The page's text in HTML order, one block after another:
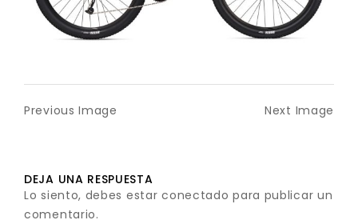
Previous Image Next Image
DEJA UNA RESPUESTA
Lo siento, debes estarconectado para publicar un
comentario.